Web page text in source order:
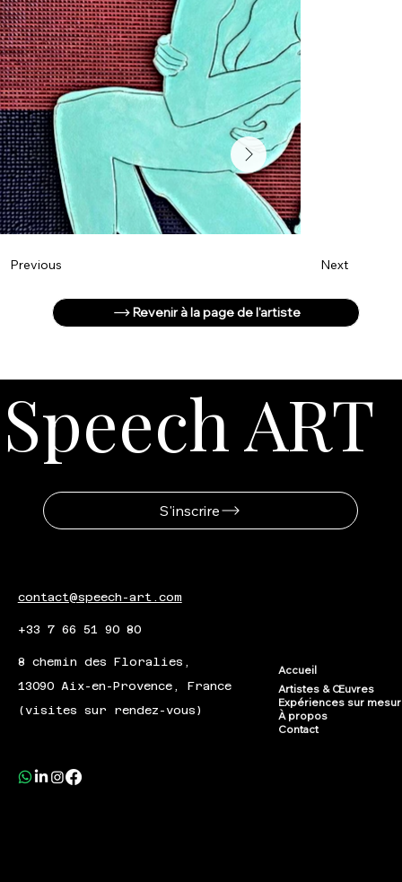
Previous Next
Revenir à la page de l'artiste
Speech ART
contact@speech-art.com
+33 7 66 51 90 80
8 chemin des Floralies,
13090 Aix-en-Provence, France
(visites sur rendez-vous)
Accueil
Artistes & Œuvres
Expériences sur
À propos
Contact
S'inscrire